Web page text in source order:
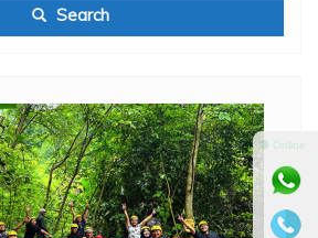
Search
⚫ Online